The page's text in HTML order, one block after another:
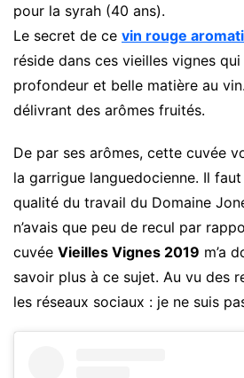
pour la syrah (40 ans).
Le secret de ce vin rouge
réside dans ces vieilles vignes
profondeur et belle matière au
délivrant des arômes fruités.
De par ses arômes, cette cuvée
la garrigue languedocienne. Il
qualité du travail du Domaine
n’avais que peu de recul par
cuvée Vieilles Vignes 2019 m’a
savoir plus à ce sujet. Au vu des
les réseaux sociaux : je ne suis